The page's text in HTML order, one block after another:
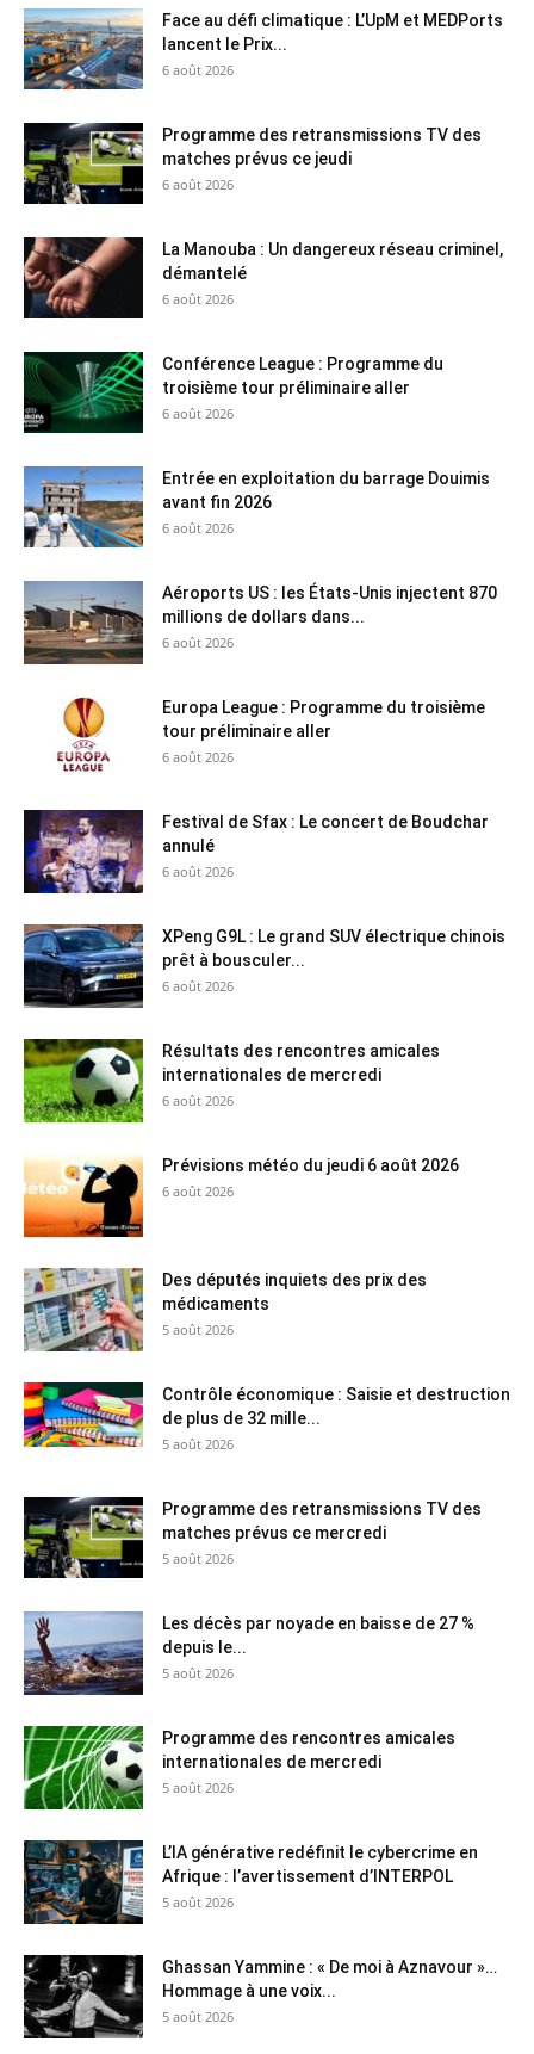
Face au défi climatique : L’UpM et MEDPorts
lancent le Prix...
6 août 2026
Programme des retransmissions TV des
matches prévus ce jeudi
6 août 2026
La Manouba : Un dangereux réseau criminel,
démantelé
6 août 2026
Conférence League : Programme du
troisième tour préliminaire aller
6 août 2026
Entrée en exploitation du barrage Douimis
avant fin 2026
6 août 2026
Aéroports US : les États-Unis injectent 870
millions de dollars dans...
6 août 2026
Europa League : Programme du troisième
tour préliminaire aller
6 août 2026
Festival de Sfax : Le concert de Boudchar
annulé
6 août 2026
XPeng G9L : Le grand SUV électrique chinois
prêt à bousculer...
6 août 2026
Résultats des rencontres amicales
internationales de mercredi
6 août 2026
Prévisions météo du jeudi 6 août 2026
6 août 2026
Des députés inquiets des prix des
médicaments
5 août 2026
Contrôle économique : Saisie et destruction
de plus de 32 mille...
5 août 2026
Programme des retransmissions TV des
matches prévus ce mercredi
5 août 2026
Les décès par noyade en baisse de 27 %
depuis le...
5 août 2026
Programme des rencontres amicales
internationales de mercredi
5 août 2026
L’IA générative redéfinit le cybercrime en
Afrique : l’avertissement d’INTERPOL
5 août 2026
Ghassan Yammine : « De moi à Aznavour »…
Hommage à une voix...
5 août 2026